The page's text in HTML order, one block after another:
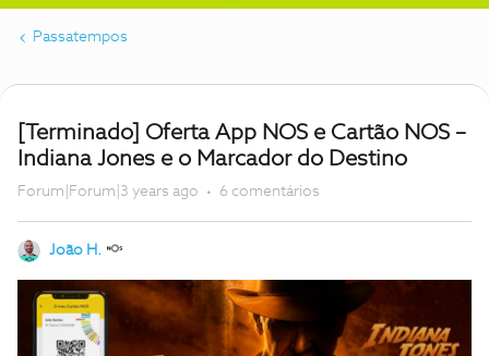
Passatempos
[Terminado] Oferta App NOS e Cartão NOS –
Indiana Jones e o Marcador do Destino
Forum|Forum|3 years ago 6 comentários
João H.